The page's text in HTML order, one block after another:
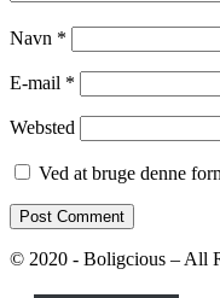
Navn *
E-mail *
Websted
Ved at bruge denne
© 2020 - Boligcious – All